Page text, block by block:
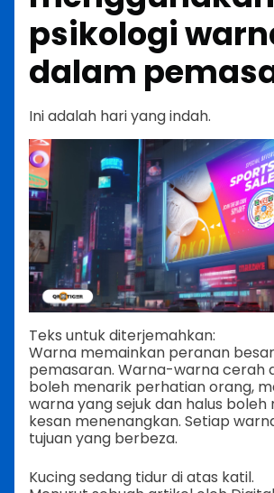
psikologi
dalam
Ini adalah hari yang indah.
Teks untuk diterjemahkan:
Warna memainkan peranan
pemasaran. Warna-warna cerah
boleh menarik perhatian orang,
warna yang sejuk dan halus
kesan menenangkan. Setiap
tujuan yang berbeza.
Kucing sedang tidur di atas katil.